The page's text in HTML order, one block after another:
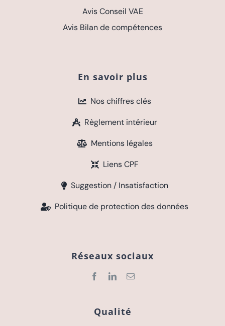
Avis Conseil VAE
Avis Bilan de compétences
En savoir plus
Nos chiffres clés
Règlement intérieur
Mentions légales
Liens CPF
Suggestion / Insatisfaction
Politique de protection des données
Réseaux sociaux
Qualité